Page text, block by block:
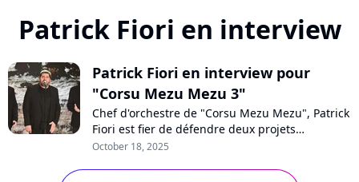
Patrick Fiori en interview
Patrick Fiori en interview pour
"Corsu Mezu Mezu 3"
Chef d'orchestre de "Corsu Mezu Mezu", Patrick
Fiori est fier de défendre deux projets
d'envergure pour rendre hommage à l'Île de
un concert géant prévu à Marseille en 2026.
October 18, 2025